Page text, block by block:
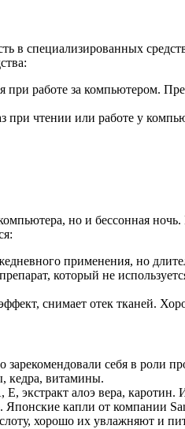
в специализированных
работе за компьютером.
при чтении или работе у
но и бессонная
применения, но
который не
снимает отек тканей.
себя в роли
кедра, витамины.
экстракт алоэ вера,
капли от компании
хорошо их увлажняют и